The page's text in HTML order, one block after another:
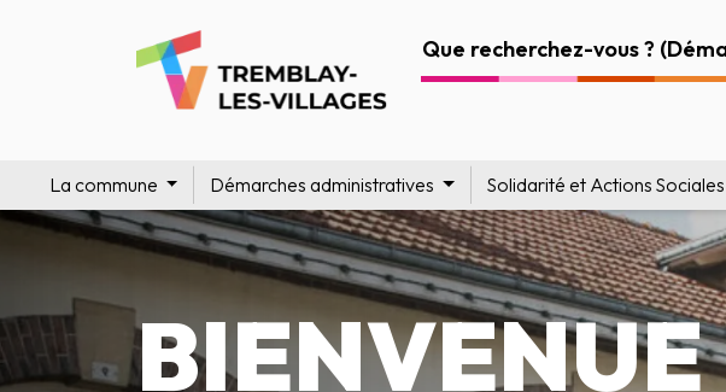
La commune Démarches administratives Solidarité et Actions Sociales
BIENVENUE